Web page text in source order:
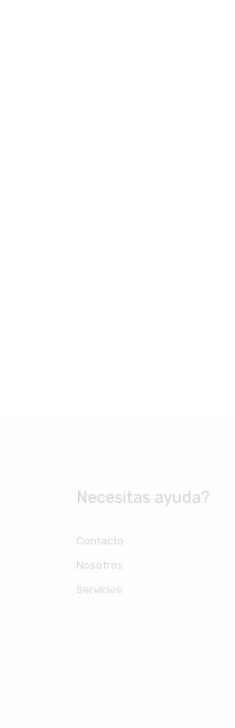
Necesitas ayuda?
Contacto
Nosotros
Servicios